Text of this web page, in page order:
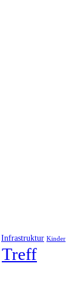
Infrastruktur Kinder
Treff